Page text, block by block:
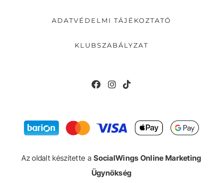
ADATVÉDELMI TÁJÉKOZTATÓ
KLUBSZABÁLYZAT
Az oldalt készítette aSocialWings Online Marketing
Ügynökség